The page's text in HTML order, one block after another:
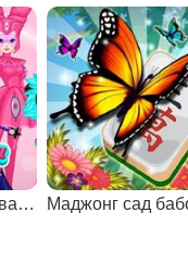
Супергероиня: новая эра Маджонг сад